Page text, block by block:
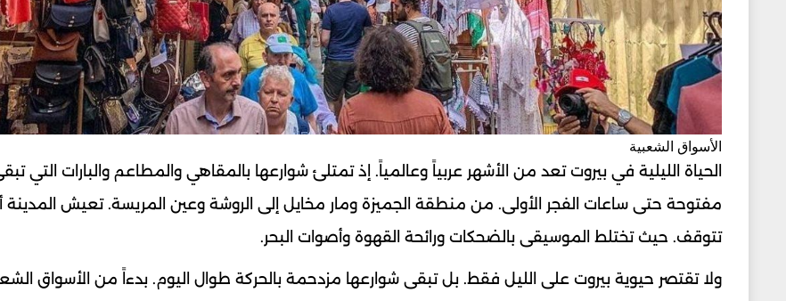
الأسواق الشعبية
الحياة الليلية في بيروت تعد من الأشهر عربياً وعالمياً. إذ تمتلئ شوارعها بالمقاهي والمطاعم والبارات التي
مفتوحة حتى ساعات الفجر الأولى. من منطقة الجميزة ومار مخايل إلى الروشة وعين المريسة. تعيش المدينة
تتوقف. حيث تختلط الموسيقى بالضحكات ورائحة القهوة وأصوات البحر.
ولا تقتصر حيوية بيروت على الليل فقط. بل تبقى شوارعها مزدحمة بالحركة طوال اليوم. بدءاً من الأسواق